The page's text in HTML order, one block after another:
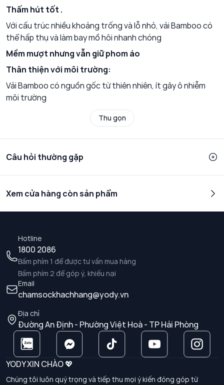
Thấm hút tốt .
Với cấu trúc nhiều khoảng trống và lỗ nhỏ, vải Bamboo có
thể hấp thụ và làm bay mồ hôi nhanh chóng
Mềm mượt nhưng vẫn giữ phom áo
Thân thiện với môi trường:
Vải Bamboo có nguồn gốc từ thiên nhiên, ít gây ô nhiễm
môi trường
Thu gọn
Câu hỏi thường gặp
Xem cửa hàng còn sản phẩm
Hotline
1800 2086
Bấm phím 1 để được tư vấn mua hàng
Bấm phím 2 để góp ý, khiếu nại
Email
chamsockhachhang@yody.vn
Địa chỉ
Đường An Định - Phường Việt Hoà - TP Hải Phòng
YODY XIN CHÀO 💖
Chúng tôi luôn quý trọng và tiếp thu mọi ý kiến đóng góp từ